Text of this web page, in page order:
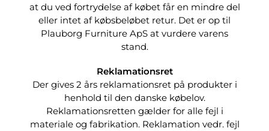
at du ved fortrydelse af købet får en mindre del
eller intet af købsbeløbet retur. Det er op til
Plauborg Furniture ApS at vurdere varens
stand.
Reklamationsret
Der gives 2 års reklamationsret på produkter i
henhold til den danske købelov.
Reklamationsretten gælder for alle fejl i
materiale og fabrikation. Reklamation vedr. fejl